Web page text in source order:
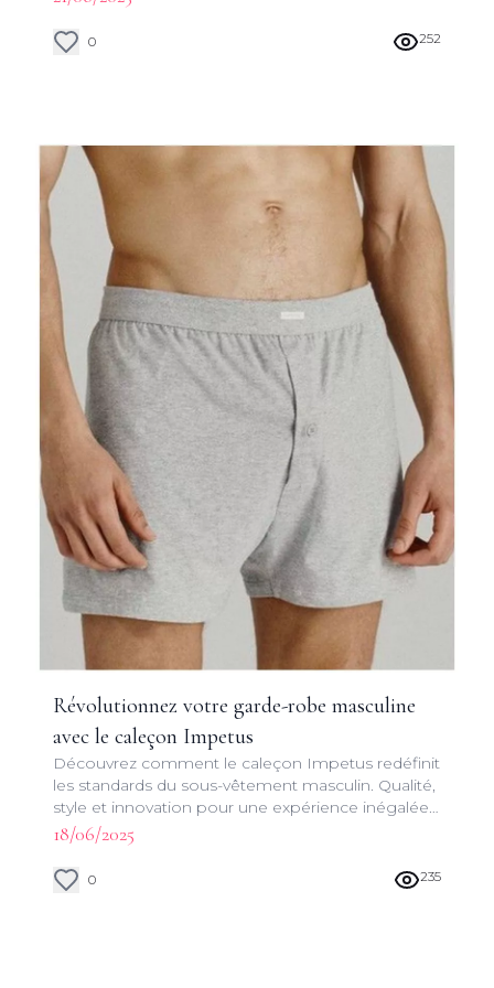
0 252
Révolutionnez votre garde-robe masculine
avec le caleçon Impetus
Découvrez comment le caleçon Impetus redéfinit
les standards du sous-vêtement masculin. Qualité,
style et innovation pour une expérience inégalée
au quotidien.
18/06/2025
0 235